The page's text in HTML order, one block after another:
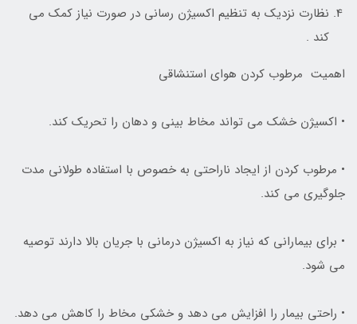
نظارت نزدیک به تنظیم اکسیژن رسانی در صورت نیاز کمک می
کند .
اهمیت مرطوب کردن هوای استنشاقی
• اکسيژن خشک مي تواند مخاط بيني و دهان را تحريک کند.
• مرطوب کردن از ايجاد ناراحتي به خصوص با استفاده طولاني مدت
جلوگيري مي کند.
• براي بيماراني که نياز به اکسيژن درماني با جريان بالا دارند توصيه
مي شود.
• راحتي بيمار را افزايش مي دهد و خشکي مخاط را کاهش مي دهد.